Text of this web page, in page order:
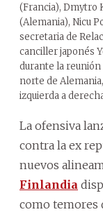
(Francia), Dmytro
(Alemania), Nicu
secretaria de
canciller japonés
durante la reunión
norte de
izquierda a
La ofensiva
contra la ex
nuevos
Finlandia
como temores